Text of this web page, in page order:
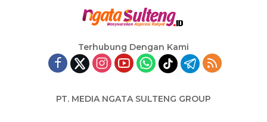
Terhubung Dengan Kami
PT. MEDIA NGATA SULTENG GROUP